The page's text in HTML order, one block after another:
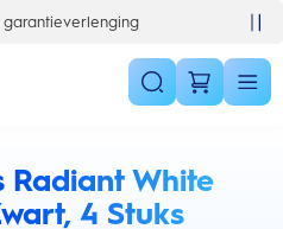
Radiant White
4 Stuks